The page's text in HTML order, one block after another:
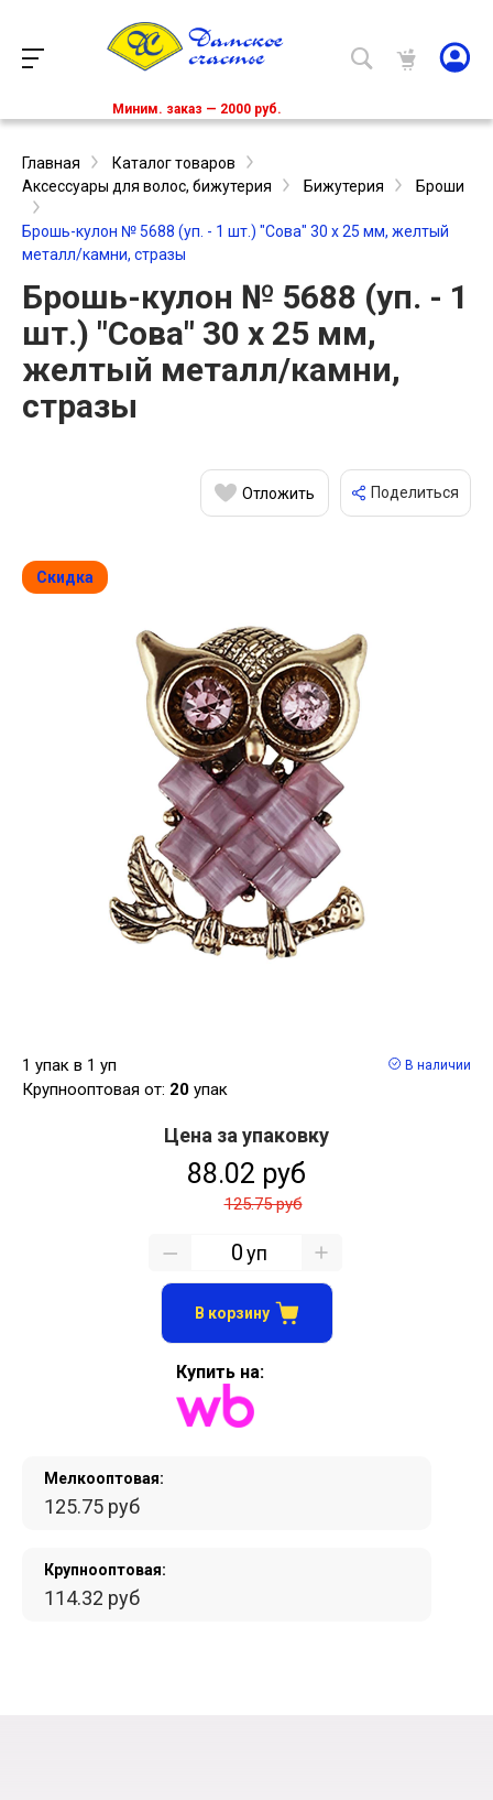
Миним. заказ — 2000 руб.
Главная
Каталог товаров
Аксессуары для волос, бижутерия
Бижутерия Броши
Брошь-кулон № 5688 (уп. - 1 шт.) "Сова" 30 х 25 мм, желтый
металл/камни, стразы
Брошь-кулон № 5688 (уп. - 1
шт.) "Сова" 30 х 25 мм,
желтый металл/камни,
стразы
Отложить Поделиться
Скидка
1 упак в 1 уп
Крупнооптовая от: 20 упак
В наличии
Мелкооптовая:
125.75 руб
Крупнооптовая:
114.32 руб
Цена за упаковку
88.02 руб
125.75 руб
уп
В корзину
Купить на: